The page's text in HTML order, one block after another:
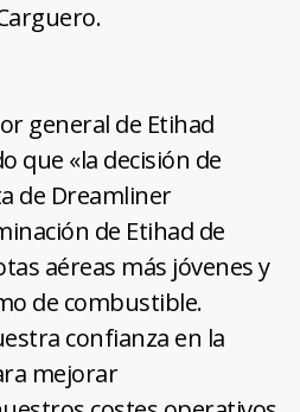
general de Etihad
que «la decisión de
de Dreamliner
de Etihad de
aéreas más jóvenes y
de combustible.
confianza en la
mejorar